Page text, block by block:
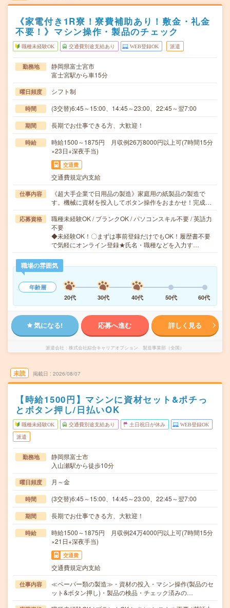
《家電付き1R寮！寮費補助あり！敷金・礼金
不要！》マシン操作・製品のチェック
職種未経験OK 交通費別途支給あり WEB登録OK 派遣
勤務地
静岡県富士宮市
富士宮駅から車15分
曜日頻度 シフト制
時間 (3交替)6:45～15:00、14:45～23:00、22:45～翌7:00
期間 長期でお仕事できる方、大歓迎！
時給
時給1500～1875円 月収例26万8000円以上可(7時間15分
×23日+深夜手当)
交通費
交通費規定内支給
仕事内容
《超大手企業で日用品の製造》家庭用の紙製品の製造で
す。機械に資材を投入してボタン操作をおまかせ！完成…
応募資格
職種未経験OK / ブランクOK / パソコンスキル不要 / 英語力
不要
◆未経験OK！〇まずは事前登録だけでもOK！履歴書不要
で気軽にオンライン登録★氏名・職種などを入力す…
職場の雰囲気
年齢層
20代
30代 40代 50代 60代
気になる! 応募へ進む 詳しく見る
派遣会社 株式会社綜合キャリアオプション 製造事業部（全国）
未読 掲載日 2026/08/07
【時給1500円】マシンに資材セット&ポチっ
とボタン押し/日払いOK
職種未経験OK 交通費別途支給あり 土日祝日が休み WEB登録OK
派遣
勤務地
静岡県富士市
入山瀬駅から徒歩10分
曜日頻度 月～金
時間 (3交替)6:45～15:00、14:45～23:00、22:45～翌7:00
期間 長期でお仕事できる方、大歓迎！
時給
時給1500～1875円 月収例24万4000円以上可(7時間15分
×21日+深夜手当)
交通費
交通費規定内支給
仕事内容
≪ペーパー類の製造≫・資材の投入・マシン操作(製品のセ
ット&ボタン押し)・製品の検品・チェック済みの…